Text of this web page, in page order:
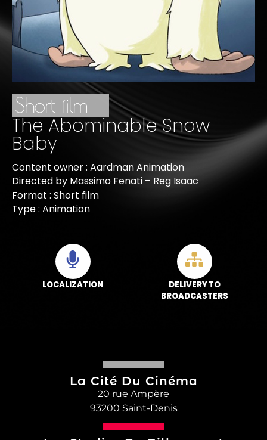
Short film
The Abominable Snow
Baby
Content owner : Aardman Animation
Directed by Massimo Fenati – Reg Isaac
Format : Short film
Type : Animation
LOCALIZATION
DELIVERY TO
BROADCASTERS
La Cité Du Cinéma
20 rue Ampère
93200 Saint-Denis